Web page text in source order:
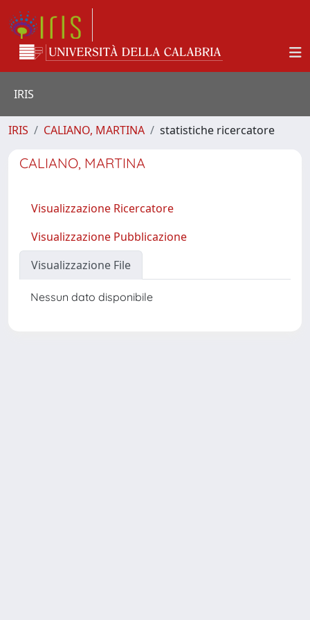
IRIS
IRIS CALIANO, MARTINA statistiche ricercatore
CALIANO, MARTINA
Visualizzazione Ricercatore
Visualizzazione Pubblicazione
Visualizzazione File
Nessun dato disponibile